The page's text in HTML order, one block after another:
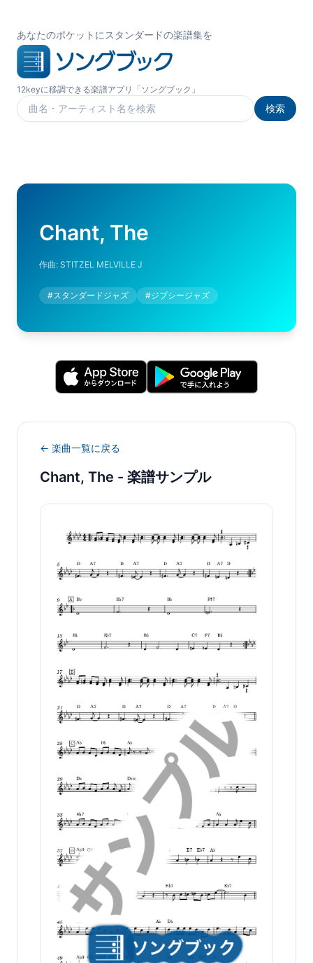
あなたのポケットにスタンダードの楽譜集を
12keyに移調できる楽譜アプリ「ソングブック」
楽曲を検索
検索
Chant, The
作曲: STITZEL MELVILLE J
#スタンダードジャズ #ジプシージャズ
← 楽曲一覧に戻る
Chant, The - 楽譜サンプル